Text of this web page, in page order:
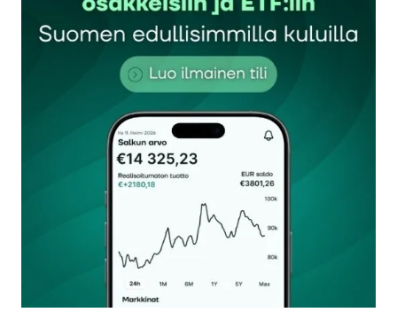
Sähköpostiosoitettasi ei julkaista.Pakolliset
kentät on merkitty*
Kommentti*
Nimesi tai nimimerkkisi
Sähköpostiosoitteesi